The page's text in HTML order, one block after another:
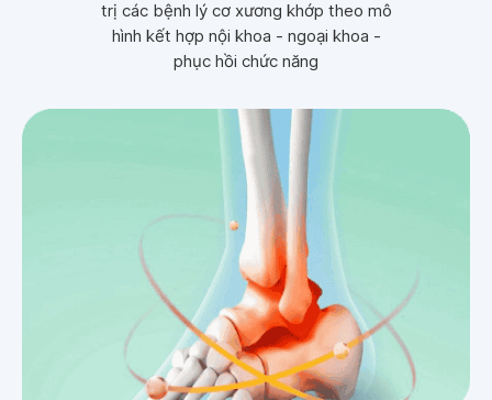
trị các bệnh lý cơ xương khớp theo mô
hình kết hợp nội khoa - ngoại khoa -
phục hồi chức năng